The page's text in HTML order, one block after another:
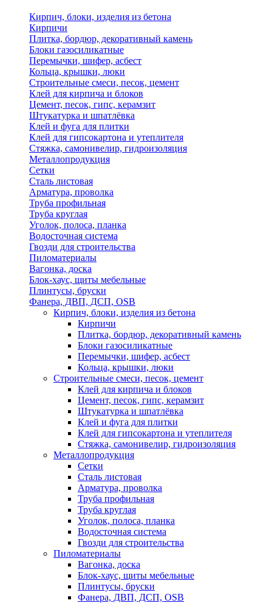
Кирпич, блоки, изделия из бетона
Кирпичи
Плитка, бордюр, декоративный камень
Блоки газосиликатные
Перемычки, шифер, асбест
Кольца, крышки, люки
Строительные смеси, песок, цемент
Клей для кирпича и блоков
Цемент, песок, гипс, керамзит
Штукатурка и шпатлёвка
Клей и фуга для плитки
Клей для гипсокартона и утеплителя
Стяжка, самонивелир, гидроизоляция
Металлопродукция
Сетки
Сталь листовая
Арматура, проволка
Труба профильная
Труба круглая
Уголок, полоса, планка
Водосточная система
Гвозди для строительства
Пиломатериалы
Вагонка, доска
Блок-хаус, щиты мебельные
Плинтусы, бруски
Фанера, ДВП, ДСП, OSB
Кирпич, блоки, изделия из бетона
Кирпичи
Плитка, бордюр, декоративный камень
Блоки газосиликатные
Перемычки, шифер, асбест
Кольца, крышки, люки
Строительные смеси, песок, цемент
Клей для кирпича и блоков
Цемент, песок, гипс, керамзит
Штукатурка и шпатлёвка
Клей и фуга для плитки
Клей для гипсокартона и утеплителя
Стяжка, самонивелир, гидроизоляция
Металлопродукция
Сетки
Сталь листовая
Арматура, проволка
Труба профильная
Труба круглая
Уголок, полоса, планка
Водосточная система
Гвозди для строительства
Пиломатериалы
Вагонка, доска
Блок-хаус, щиты мебельные
Плинтусы, бруски
Фанера, ДВП, ДСП, OSB